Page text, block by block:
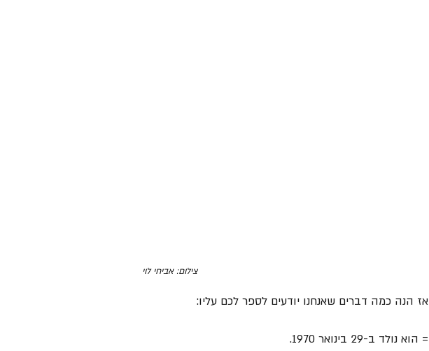
צילום: אביחי לוי
אז הנה כמה דברים שאנחנו יודעים לספר לכם עליו:
= הוא נולד ב-29 בינואר 1970.